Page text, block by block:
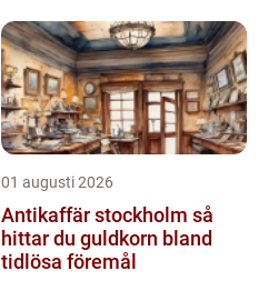
01 augusti 2026
Antikaffär stockholm så
hittar du guldkorn bland
tidlösa föremål